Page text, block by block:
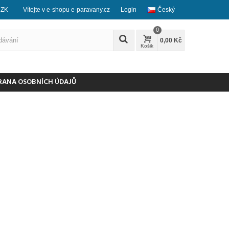
Český
Vítejte v e-shopu e-paravany.cz Login
Košik
0
0,00 Kč
OSOBNÍCH ÚDAJŮ